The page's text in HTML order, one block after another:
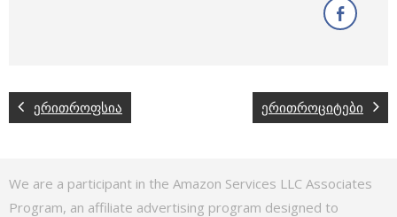
ერითროფსია ერითროციტები
We are a participant in the Amazon Services LLC Associates
Program, an affiliate advertising program designed to